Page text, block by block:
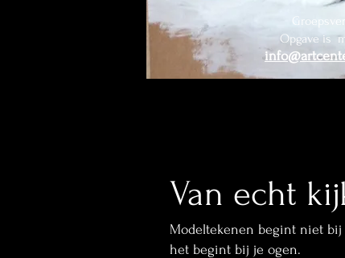
Opgave is
Van echt
Modeltekenen begint niet
het begint bij je ogen.